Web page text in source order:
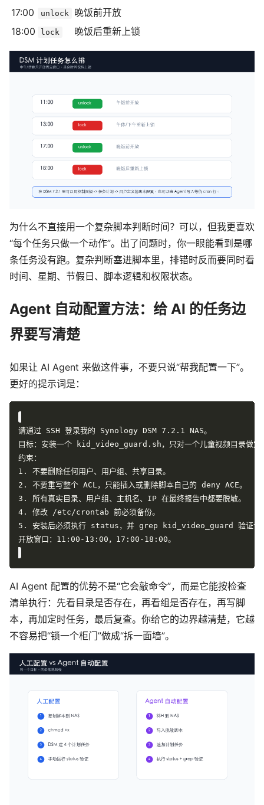
17:00
unlock
晚饭前开放
18:00
lock 晚饭后重新上锁
为什么不直接用一个复杂脚本判断时间？可以，但我更喜欢
“每个任务只做一个动作”。出了问题时，你一眼能看到是哪
条任务没有跑。复杂判断塞进脚本里，排错时反而要同时看
时间、星期、节假日、脚本逻辑和权限状态。
Agent 自动配置方法：给 AI 的任务边
界要写清楚
如果让 AI Agent 来做这件事，不要只说“帮我配置一下”。
更好的提示词是：
AI Agent 配置的优势不是“它会敲命令”，而是它能按检查
清单执行：先看目录是否存在，再看组是否存在，再写脚
本，再加定时任务，最后复查。你给它的边界越清楚，它越
不容易把“锁一个柜门”做成“拆一面墙”。